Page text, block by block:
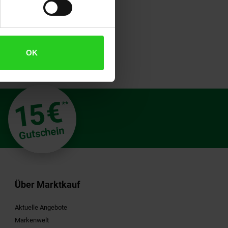
OK
15€**
Gutschein
Über Marktkauf
Aktuelle Angebote
Markenwelt